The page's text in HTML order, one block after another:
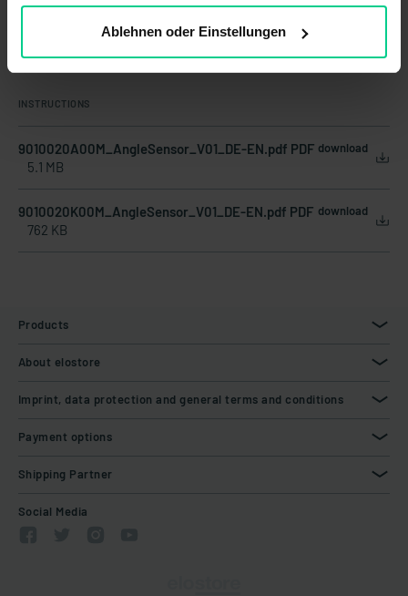
Ablehnen oder Einstellungen
Documents and Downloads
INSTRUCTIONS
9010020A00M_AngleSensor_V01_DE-EN.pdf PDF
5.1 MB
download
9010020K00M_AngleSensor_V01_DE-EN.pdf PDF
762 KB
download
Products
About elostore
Imprint, data protection and general terms and conditions
Payment options
Shipping Partner
Social Media